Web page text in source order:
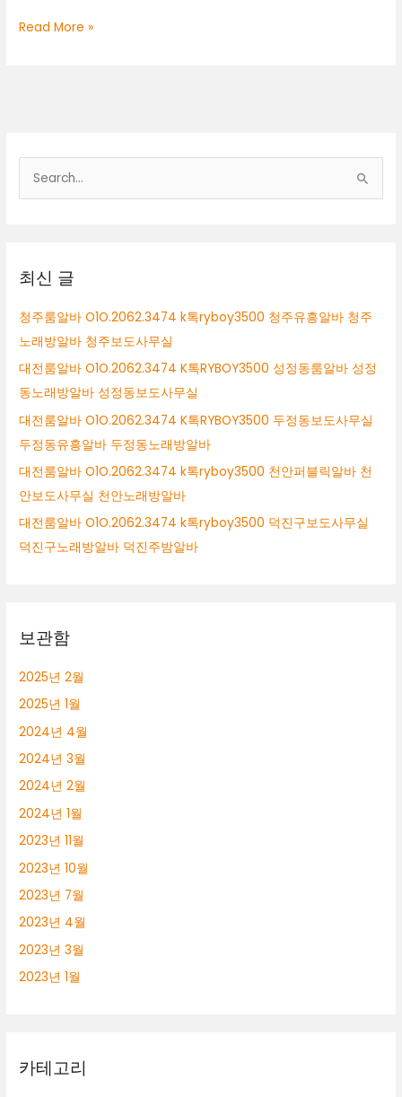
둔
Read More »
최신 글
청주룸알바 O1O.2062.3474 k톡ryboy3500 청주유흥알바 청주
노래방알바 청주보도사무실
대전룸알바 O1O.2062.3474 K톡RYBOY3500 성정동룸알바 성정
동노래방알바 성정동보도사무실
대전룸알바 O1O.2062.3474 K톡RYBOY3500 두정동보도사무실
두정동유흥알바 두정동노래방알바
대전룸알바 O1O.2062.3474 k톡ryboy3500 천안퍼블릭알바 천
안보도사무실 천안노래방알바
대전룸알바 O1O.2062.3474 k톡ryboy3500 덕진구보도사무실
덕진구노래방알바 덕진주밤알바
보관함
2025년 2월
2025년 1월
2024년 4월
2024년 3월
2024년 2월
2024년 1월
2023년 11월
2023년 10월
2023년 7월
2023년 4월
2023년 3월
2023년 1월
카테고리